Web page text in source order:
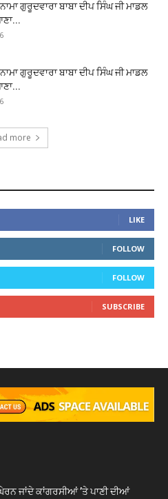
ਗੁਰੂਦਵਾਰਾ ਬਾਬਾ ਦੀਪ ਸਿੰਘ ਜੀ ਮਾਡਲ
ਗੁਰੂਦਵਾਰਾ ਬਾਬਾ ਦੀਪ ਸਿੰਘ ਜੀ ਮਾਡਲ
more
LIKE
FOLLOW
FOLLOW
SUBSCRIBE
ਜਾਂਦੇ ਕਾਂਗਰਸੀਆਂ ’ਤੇ ਪਾਣੀ ਦੀਆਂ